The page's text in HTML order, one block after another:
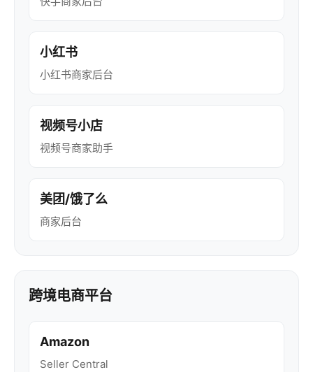
小红书
小红书商家后台
视频号小店
视频号商家助手
美团/饿了么
商家后台
跨境电商平台
Amazon
Seller Central